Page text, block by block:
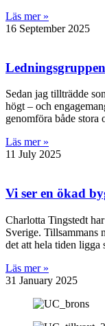
Läs mer »
16 September 2025
Sedan jag tillträdde
högt – och
genomföra både stora
Läs mer »
11 July 2025
Vi ser en ökad
Charlotta Tingstedt
Sverige. Tillsammans
det att hela tiden ligga
Läs mer »
31 January 2025